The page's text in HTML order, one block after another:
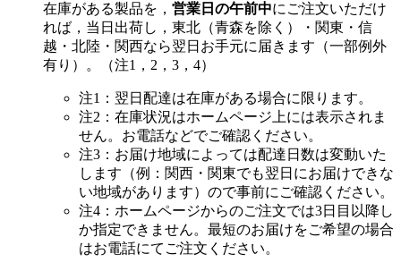
在庫がある製品を， 営業日の午前中にご注文いただけ
れば，当日出荷し，東北（青森を除く）・関東・信
越・北陸・関西なら翌日お手元に届きます（一部例外
有り）。（注1，2，3，4）
注1：翌日配達は在庫がある場合に限ります。
注2：在庫状況はホームページ上には表示されま
せん。お電話などでご確認ください。
注3：お届け地域によっては配達日数は変動いた
します（例：関西・関東でも翌日にお届けできな
い地域があります）ので事前にご確認ください。
注4：ホームページからのご注文では3日目以降し
か指定できません。最短のお届けをご希望の場合
はお電話にてご注文ください。